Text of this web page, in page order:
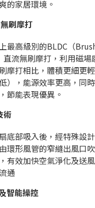
的家居環境。
刷摩打
最高級別的BLDC（
流無刷摩打，利用磁場
摩打相比，體積更細更
低），能源效率更高，同
節能表現優異。
術
底部吸入後，經特殊設
環形風管的窄縫出風口
有效加快空氣淨化及送
通
智能操控